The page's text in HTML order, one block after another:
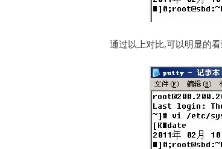
通过以上对比,可以明显的